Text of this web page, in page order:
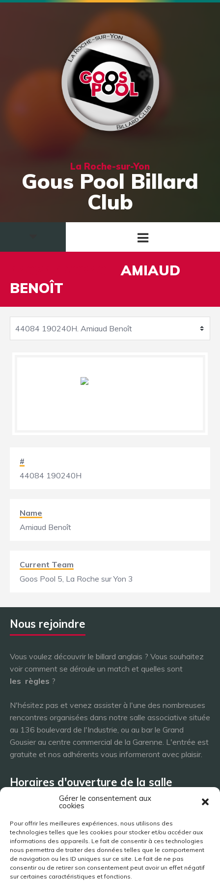
Gérer le consentement aux
cookies
Pour offrir les meilleures expériences, nous utilisons des
technologies telles que les cookies pour stocker et/ou accéder aux
informations des appareils. Le fait de consentir à ces technologies
nous permettra de traiter des données telles que le comportement
de navigation ou les ID uniques sur ce site. Le fait de ne pas
consentir ou de retirer son consentement peut avoir un effet négatif
sur certaines caractéristiques et fonctions.
La Roche-sur-Yon
Gous Pool Billard
Club
AMIAUD
BENOÎT
#
44084 190240H
Name
Amiaud Benoît
Current Team
Goos Pool 5, La Roche sur Yon 3
Nous rejoindre
Vous voulez découvrir le billard anglais ? Vous souhaitez
voir comment se déroule un match et quelles sont
les règles ?
N'hésitez pas et venez assister à l'une des nombreuses
rencontres organisées dans notre salle associative située
au 136 boulevard de l'Industrie, ou au bar le Grand
Gousier au centre commercial de la Garenne. L'entrée est
gratuite et nos adhérents vous informeront avec plaisir.
Horaires d'ouverture de la salle
Mardi 8h - 23h
Mercredi - 8h - 23h
Jeudi 8h - 23h
Vendredi 8h - 23h
Samedi 8h - 23h